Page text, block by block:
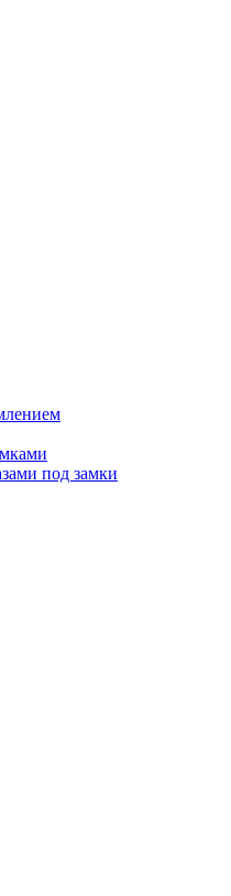
под замки